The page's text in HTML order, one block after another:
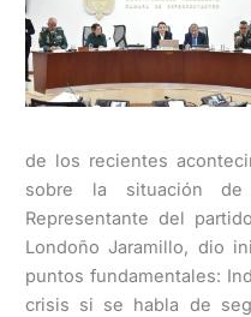
de los recientes
sobre la situación
Representante del
Londoño Jaramillo, dio
puntos fundamentales:
crisis si se habla de